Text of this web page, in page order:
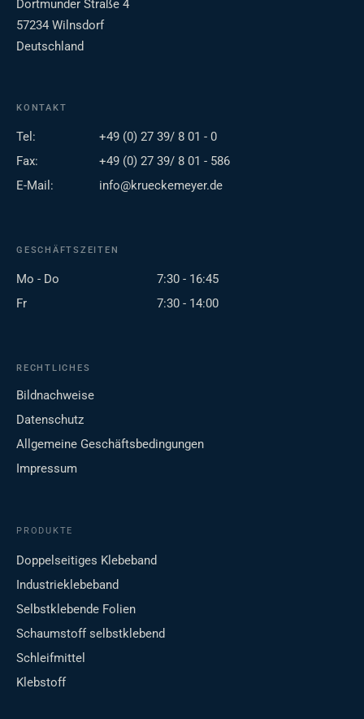
Dortmunder Straße 4
57234 Wilnsdorf
Deutschland
KONTAKT
Tel:
+49 (0) 27 39/ 8 01 - 0
Fax:
+49 (0) 27 39/ 8 01 - 586
E-Mail:
info@krueckemeyer.de
GESCHÄFTSZEITEN
Mo - Do
7:30 - 16:45
Fr
7:30 - 14:00
RECHTLICHES
Bildnachweise
Datenschutz
Allgemeine Geschäftsbedingungen
Impressum
PRODUKTE
Doppelseitiges Klebeband
Industrieklebeband
Selbstklebende Folien
Schaumstoff selbstklebend
Schleifmittel
Klebstoff